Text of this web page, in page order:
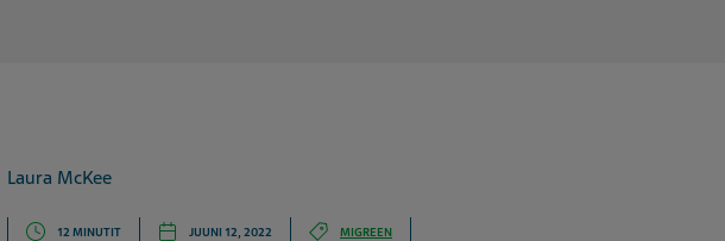
Laura McKee
12 MINUTIT JUUNI 12, 2022 MIGREEN